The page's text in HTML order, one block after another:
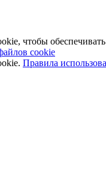
чтобы
cookie
Правила